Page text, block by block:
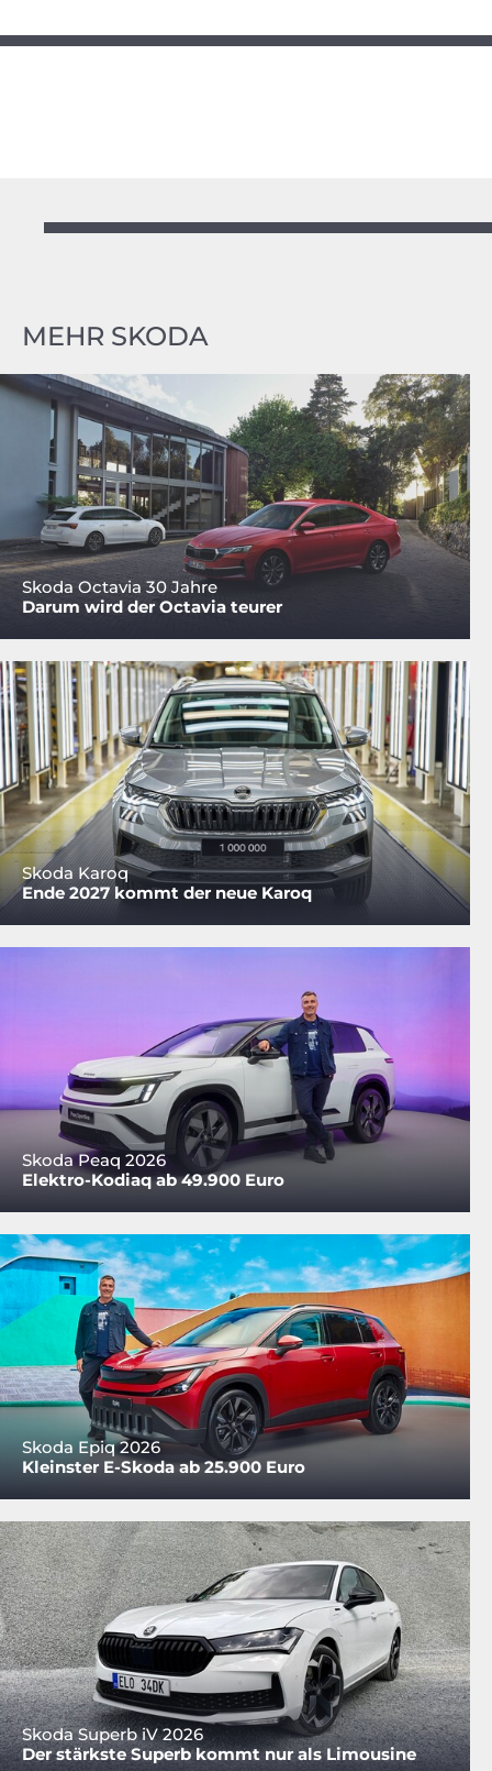
MEHR SKODA
Skoda Octavia 30 Jahre
Darum wird der Octavia teurer
Skoda Karoq
Ende 2027 kommt der neue Karoq
Skoda Peaq 2026
Elektro-Kodiaq ab 49.900 Euro
Skoda Epiq 2026
Kleinster E-Skoda ab 25.900 Euro
Skoda Superb iV 2026
Der stärkste Superb kommt nur als Limousine